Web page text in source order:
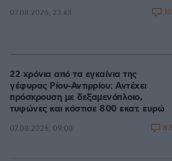
07.08.2026, 23:43 10
22 χρόνια από τα εγκαίνια της
γέφυρας Ρίου-Αντιρρίου: Αντέχει
πρόσκρουση με δεξαμενόπλοιο,
τυφώνες και κόστισε 800 εκατ. ευρώ
07.08.2026, 09:08 83